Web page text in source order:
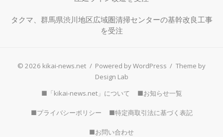
タクマ、群馬県渋川地区広域圏清掃センターの基幹改良工事
を受注
© 2026 kikai-news.net / Powered by WordPress / Theme by
Design Lab
■「kikai-news.net」について
■お知らせ一覧
■プライバシーポリシー ■特定商取引法に基づく表記
■お問い合わせ